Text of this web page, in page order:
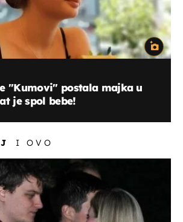
"Kumovi" postala majka u
je spol bebe!
I OVO